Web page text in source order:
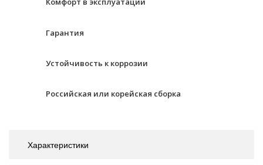
Гарантия
Устойчивость к коррозии
Российская или корейская сборка
Характеристики